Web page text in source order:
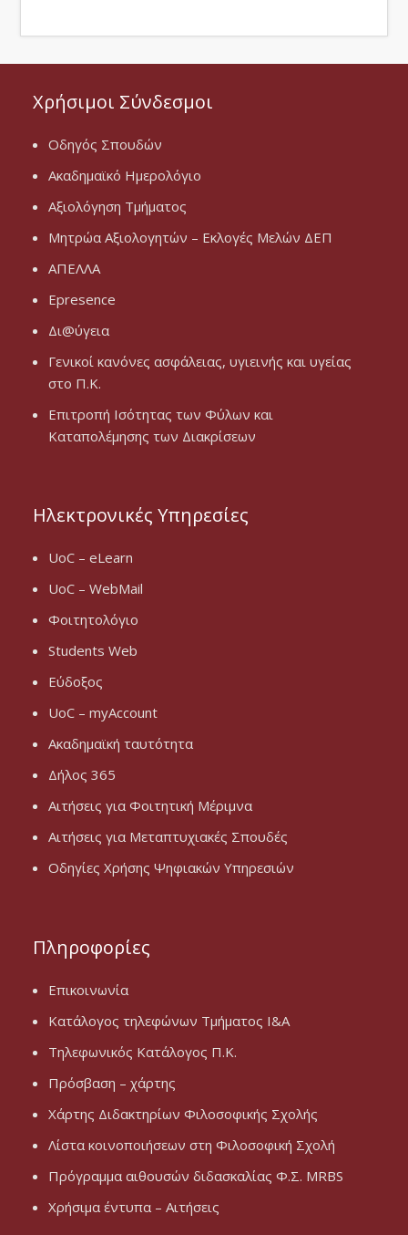
Χρήσιμοι Σύνδεσμοι
Οδηγός Σπουδών
Ακαδημαϊκό Ημερολόγιο
Αξιολόγηση Τμήματος
Μητρώα Αξιολογητών – Εκλογές Μελών ΔΕΠ
ΑΠΕΛΛΑ
Epresence
Δι@ύγεια
Γενικοί κανόνες ασφάλειας, υγιεινής και υγείας
στο Π.Κ.
Επιτροπή Ισότητας των Φύλων και
Καταπολέμησης των Διακρίσεων
Ηλεκτρονικές Υπηρεσίες
UoC – eLearn
UoC – WebMail
Φοιτητολόγιο
Students Web
Εύδοξος
UoC – myAccount
Ακαδημαϊκή ταυτότητα
Δήλος 365
Αιτήσεις για Φοιτητική Μέριμνα
Αιτήσεις για Μεταπτυχιακές Σπουδές
Οδηγίες Χρήσης Ψηφιακών Υπηρεσιών
Πληροφορίες
Επικοινωνία
Κατάλογος τηλεφώνων Τμήματος Ι&Α
Τηλεφωνικός Κατάλογος Π.Κ.
Πρόσβαση – χάρτης
Χάρτης Διδακτηρίων Φιλοσοφικής Σχολής
Λίστα κοινοποιήσεων στη Φιλοσοφική Σχολή
Πρόγραμμα αιθουσών διδασκαλίας Φ.Σ. MRBS
Χρήσιμα έντυπα – Αιτήσεις